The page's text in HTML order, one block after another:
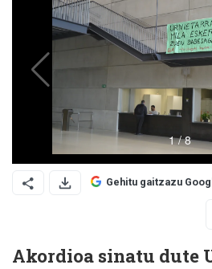
Gehitu gaitzazu
Akordioa sinatu dute